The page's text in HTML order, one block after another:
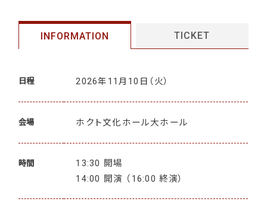
INFORMATION TICKET
日程 2026年11月10日 （火）
会場 ホクト文化ホール大ホール
時間
13:30 開場
14:00 開演 （16:00 終演）